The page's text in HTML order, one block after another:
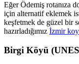
Eğer Ödemiş rotanıza
için alternatif eklemek
keşfetmek de güzel bir
hazırladığımız İzmir
Birgi Köyü